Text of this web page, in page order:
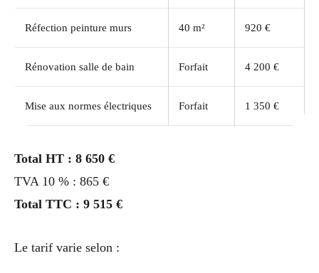
Réfection peinture murs 40 m² 920 €
Rénovation salle de bain Forfait 4 200 €
Mise aux normes électriques Forfait 1 350 €
Total HT : 8 650 €
TVA 10 % : 865 €
Total TTC : 9 515 €
Le tarif varie selon :